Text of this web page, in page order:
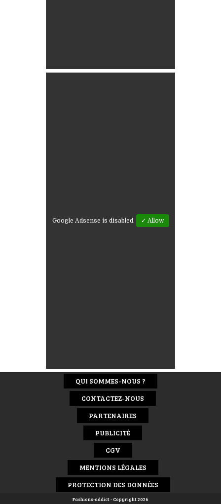
Google Adsense is disabled. ✓ Allow
QUI SOMMES-NOUS ?
CONTACTEZ-NOUS
PARTENAIRES
PUBLICITÉ
CGV
MENTIONS LÉGALES
PROTECTION DES DONNÉES
Fashions-addict - Copyright 2026